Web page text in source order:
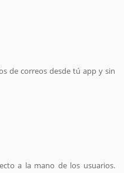
de correos desde tú app y sin
a la mano de los usuarios.